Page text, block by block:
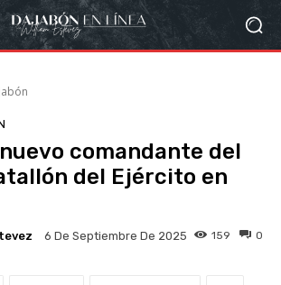
comandante del
del Ejército en
6 De Septiembre De 2025 0
159